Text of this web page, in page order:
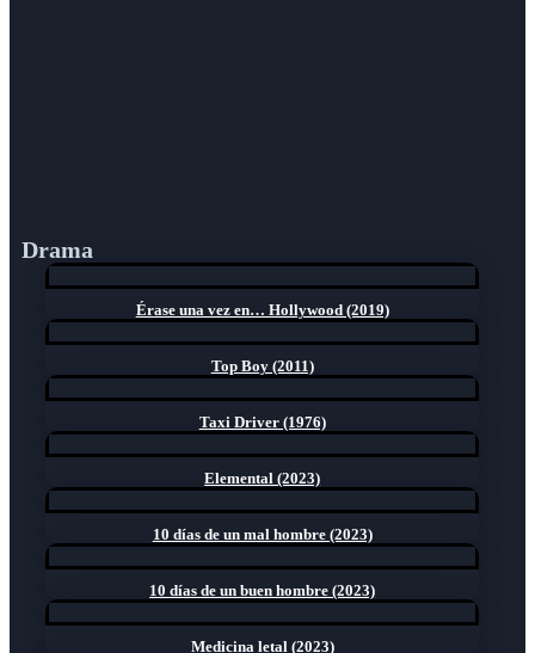
Drama
Érase una vez en… Hollywood (2019)
Top Boy (2011)
Taxi Driver (1976)
Elemental (2023)
10 días de un mal hombre (2023)
10 días de un buen hombre (2023)
Medicina letal (2023)